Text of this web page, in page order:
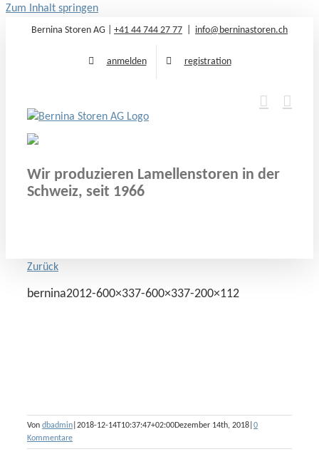
Zum Inhalt springen
Bernina Storen AG | +41 44 744 27 77 info@berninastoren.ch
anmelden registration
Wir produzieren Lamellenstoren in der
Schweiz, seit 1966
Zurück
bernina2012-600×337-600×337-200×112
Von dbadmin 2018-12-14T10:37:47+02:00Dezember 14th, 2018 0
Kommentare